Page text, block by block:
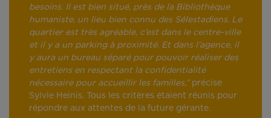
besoins. Il est bien situé, près de la Bibliothèque
humaniste, un lieu bien connu des Sélestadiens. Le
quartier est très agréable, c’est dans le centre-ville
et il y a un parking à proximité. Et dans l’agence, il
y aura un bureau séparé pour pouvoir réaliser des
entretiens en respectant la confidentialité
nécessaire pour accueillir les familles,”précise
Sylvie Heinis. Tous les critères étaient réunis pour
répondre aux attentes de la future gérante.